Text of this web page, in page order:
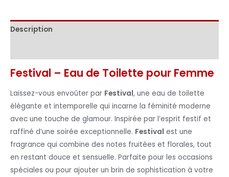
Description
Festival – Eau de Toilette pour Femme
Laissez-vous envoûter par Festival, une eau de toilette
élégante et intemporelle qui incarne la féminité moderne
avec une touche de glamour. Inspirée par l’esprit festif et
raffiné d’une soirée exceptionnelle. Festival est une
fragrance qui combine des notes fruitées et florales, tout
en restant douce et sensuelle. Parfaite pour les occasions
spéciales ou pour ajouter un brin de sophistication à votre